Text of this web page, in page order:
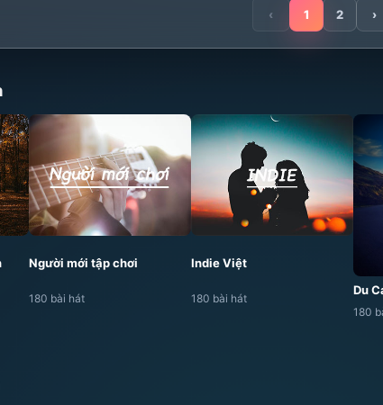
‹ 1 2 ›
Người mới tập chơi
180 bài hát
Indie Việt
180 bài hát
Du
180